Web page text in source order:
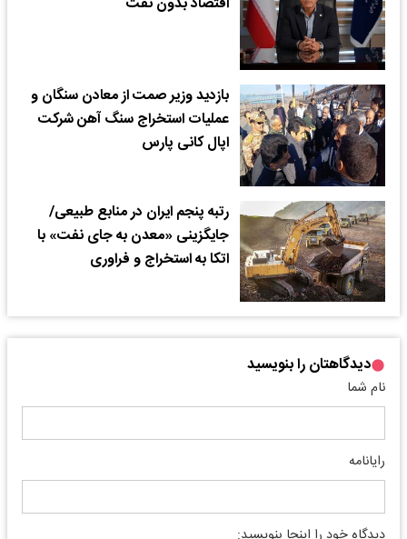
بازدید وزیر صمت از معادن سنگان و
عملیات استخراج سنگ آهن شرکت
اپال کانی پارس
رتبه پنجم ایران در منابع طبیعی/
جایگزینی «معدن به جای نفت» با
اتکا به استخراج و فراوری
دیدگاهتان را بنویسید
نام شما
رایانامه